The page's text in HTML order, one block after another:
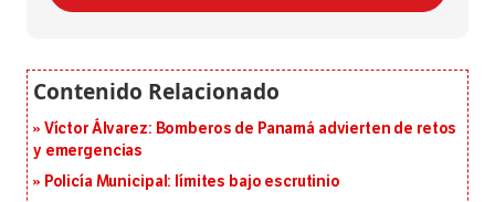
Víctor Álvarez: Bomberos de Panamá advierten de retos
y emergencias
Policía Municipal: límites bajo escrutinio